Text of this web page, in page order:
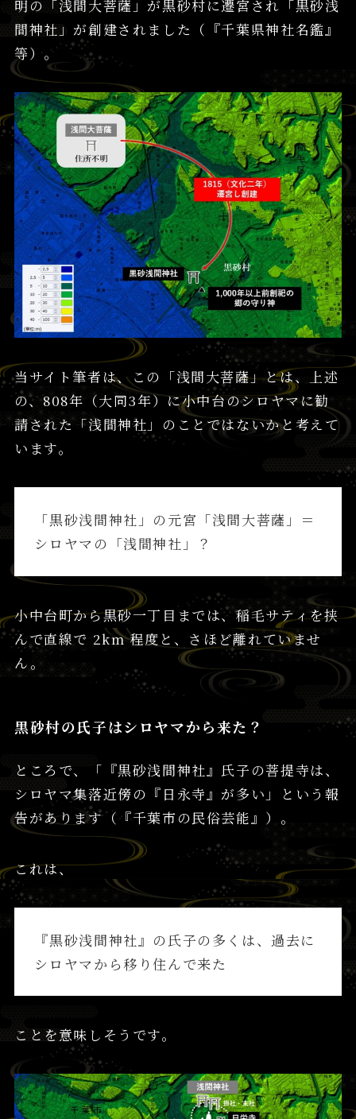
明の「浅間大菩薩」が黒砂村に遷宮され「黒砂浅
間神社」が創建されました（『千葉県神社名鑑』
等）。
当サイト筆者は、この「浅間大菩薩」とは、上述
の、808年（大同3年）に小中台のシロヤマに勧
請された「浅間神社」のことではないかと考えて
います。
「黒砂浅間神社」の元宮「浅間大菩薩」＝
シロヤマの「浅間神社」？
小中台町から黒砂一丁目までは、稲毛サティを挟
んで直線で 2km 程度と、さほど離れていませ
ん。
黒砂村の氏子はシロヤマから来た？
ところで、「『黒砂浅間神社』氏子の菩提寺は、
シロヤマ集落近傍の『日永寺』が多い」という報
告があります（『千葉市の民俗芸能』）。
これは、
『黒砂浅間神社』の氏子の多くは、過去に
シロヤマから移り住んで来た
ことを意味しそうです。